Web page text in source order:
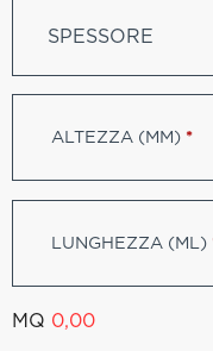
SPESSORE
ALTEZZA (MM) *
LUNGHEZZA (ML)
MQ 0,00